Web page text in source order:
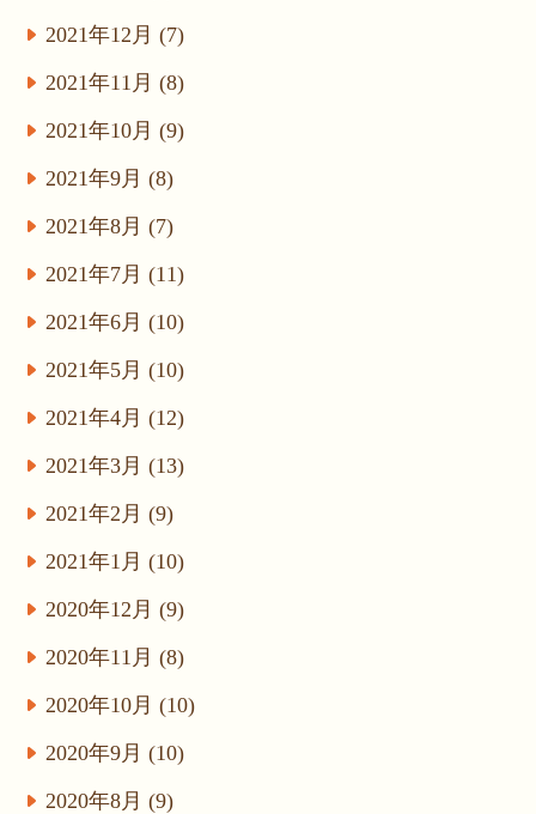
2021年12月 (7)
2021年11月 (8)
2021年10月 (9)
2021年9月 (8)
2021年8月 (7)
2021年7月 (11)
2021年6月 (10)
2021年5月 (10)
2021年4月 (12)
2021年3月 (13)
2021年2月 (9)
2021年1月 (10)
2020年12月 (9)
2020年11月 (8)
2020年10月 (10)
2020年9月 (10)
2020年8月 (9)